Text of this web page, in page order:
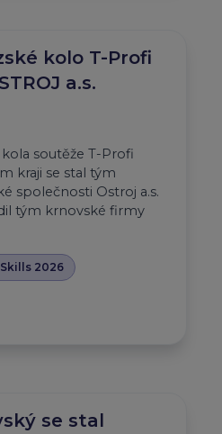
kolo T-Profi
a.s.
soutěže T-Profi
kraji se stal tým
společnosti Ostroj a.s.
tým krnovské firmy
2026
se stal